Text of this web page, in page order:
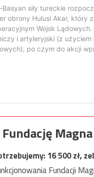
16 500zł,
Fundacji